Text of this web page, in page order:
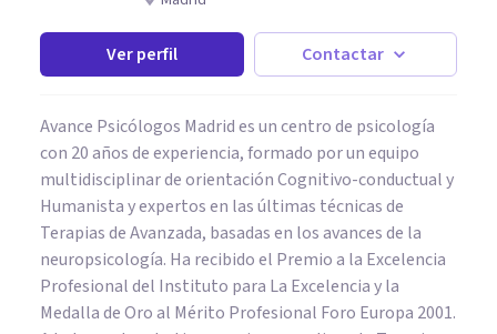
Ver perfil Contactar
Avance Psicólogos Madrid es un centro de psicología
con 20 años de experiencia, formado por un equipo
multidisciplinar de orientación Cognitivo-conductual y
Humanista y expertos en las últimas técnicas de
Terapias de Avanzada, basadas en los avances de la
neuropsicología. Ha recibido el Premio a la Excelencia
Profesional del Instituto para La Excelencia y la
Medalla de Oro al Mérito Profesional Foro Europa 2001.